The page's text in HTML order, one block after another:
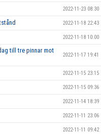
2022-11-23 08:30
2022-11-18 22:43
2022-11-18 10:00
till tre pinnar mot
2022-11-17 19:41
2022-11-15 23:15
2022-11-15 09:36
2022-11-14 18:39
2022-11-11 23:06
2022-11-11 09:42